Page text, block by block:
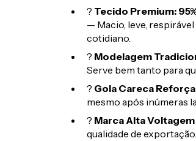
? Tecido Premium:
— Macio, leve,
cotidiano.
? Modelagem
Serve bem tanto para
? Gola Careca
mesmo após inúmeras
? Marca Alta Voltagem
qualidade de exportação.